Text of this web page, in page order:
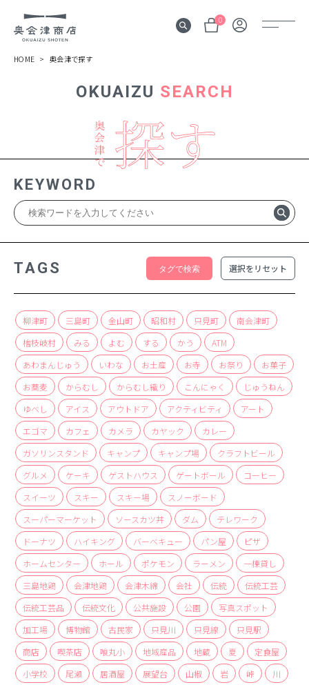
0
伝言板
みる
よむ
記事
する
体験
かう
商品
検索
ABOUT
相談窓口
アクセス
お問い合わせ
OKUAIZU SEARCH
HOME 奥会津で探す
KEYWORD
TAGS 選択をリセット
柳津町 三島町 金山町 昭和村 只見町
南会津町
檜枝岐村
みる よむ する かう
ATM
あわまんじゅう
いわな お土産 お寺 お祭り
お菓子
お蕎麦
からむし からむし織り こんにゃく
じゅうねん
ゆべし
アイス アウトドア アクティビティ
アート
エゴマ
カフェ カメラ カヤック
カレー
ガソリンスタンド
キャンプ キャンプ場
クラフトビール
グルメ
ケーキ ゲストハウス ゲートボール
コーヒー
スイーツ
スキー スキー場
スノーボード
スーパーマーケット
ソースカツ丼 ダム
テレワーク
ドーナツ
ハイキング バーベキュー パン屋
ピザ
ホームセンター
ホール ポケモン ラーメン
一棟貸し
三島地鶏
会津地鶏 会津木綿 会社 伝統
伝統工芸
伝統工芸品
伝統文化 公共施設 公園
写真スポット
加工場
博物館 古民家 只見川 只見線
只見駅
商店
喫茶店 喰丸小 地域産品 地蔵 夏
定食屋
小学校
尾瀬 居酒屋 展望台 山椒 岩 峠
川